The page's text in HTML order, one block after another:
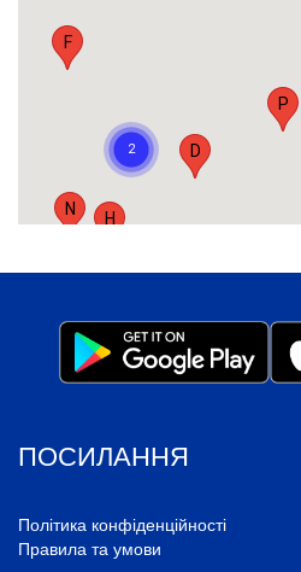
P
D
H
N
F
Z
ПОСИЛАННЯ
Політика конфіденційності
Правила та умови